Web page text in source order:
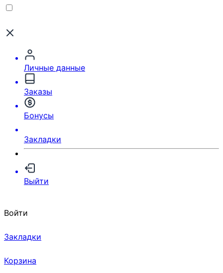
Личные данные
Заказы
Бонусы
Закладки
Выйти
Войти
Закладки
Корзина